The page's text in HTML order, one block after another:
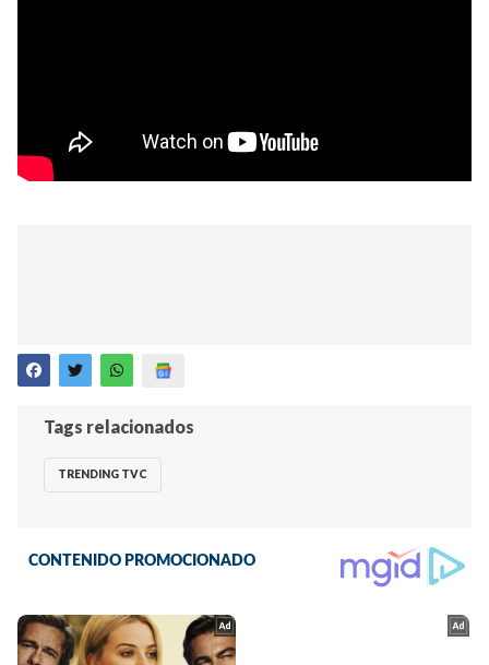
Tags relacionados
TRENDING TVC